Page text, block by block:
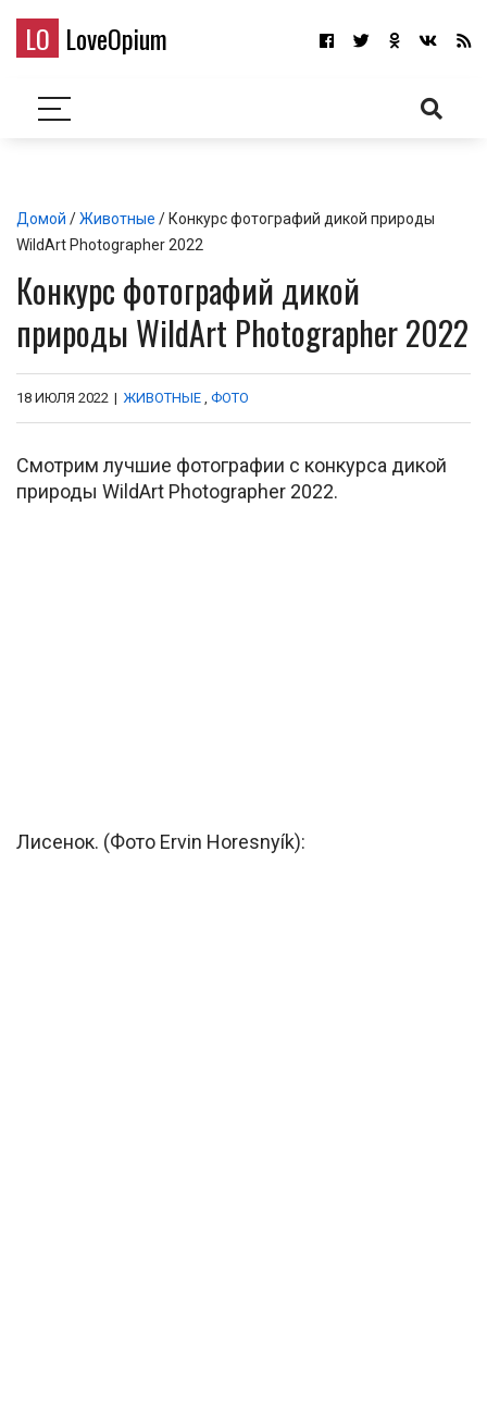
LO LoveOpium
Домой /Животные / Конкурс фотографий дикой природы
WildArt Photographer 2022
Конкурс фотографий дикой
природы WildArt Photographer 2022
18 ИЮЛЯ 2022 | ЖИВОТНЫЕ , ФОТО
Смотрим лучшие фотографии с конкурса дикой
природы WildArt Photographer 2022.
Лисенок. (Фото Ervin Horesnyík):